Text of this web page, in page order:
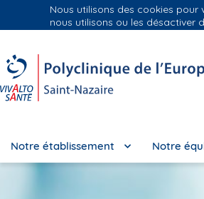
Groupe Vivalto Santé Entre nous,
Notre établissement Notre
Nous utilisons des cookies pour
nous utilisons ou les désactiver